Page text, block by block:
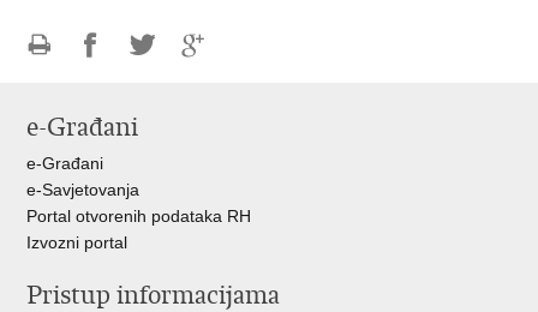
FacebookuTwitteru
e-Građani
e-Građani
e-Savjetovanja
Portal otvorenih podataka RH
Izvozni portal
Pristup informacijama